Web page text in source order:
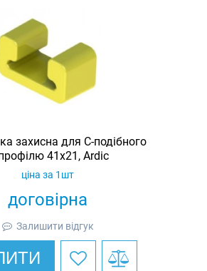
захисна для С-подібного
41х21, Ardic
договірна
ціна за 1шт
Залишити відгук